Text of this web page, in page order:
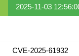
2025-11-03
CVE-2025-61932